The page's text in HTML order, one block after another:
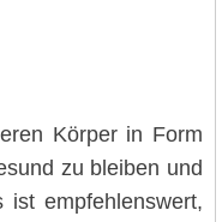
Körper in Form
zu bleiben und
ist empfehlenswert,